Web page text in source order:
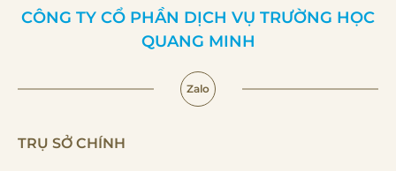
CÔNG TY CỔ PHẦN DỊCH VỤ TRƯỜNG HỌC
QUANG MINH
Zalo
TRỤ SỞ CHÍNH